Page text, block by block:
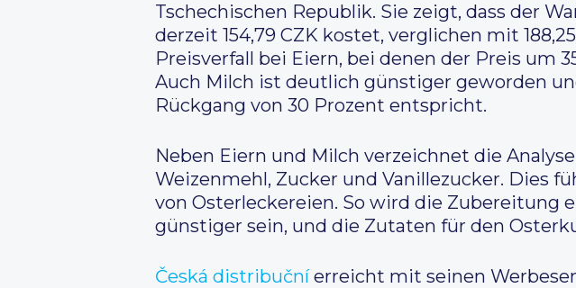
Tschechischen Republik. Sie zeigt, dass der
derzeit 154,79 CZK kostet, verglichen mit
Preisverfall bei Eiern, bei denen der Preis um
Auch Milch ist deutlich günstiger geworden
Rückgang von 30 Prozent entspricht.
Neben Eiern und Milch verzeichnet die
Weizenmehl, Zucker und Vanillezucker. Dies
von Osterleckereien. So wird die Zubereitung
günstiger sein, und die Zutaten für den
Česká distribučníerreicht mit seinen